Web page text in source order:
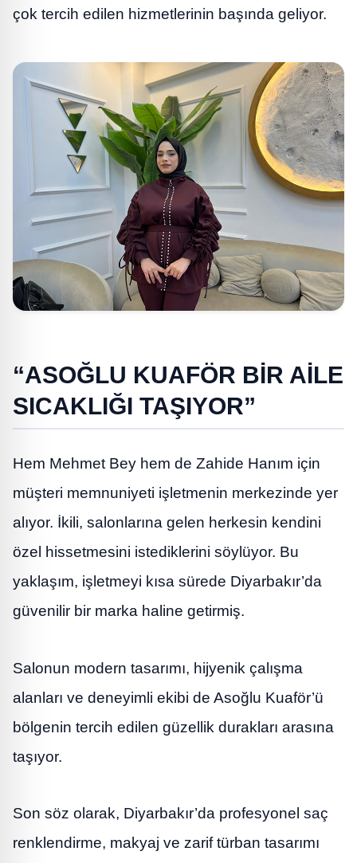
çok tercih edilen hizmetlerinin başında geliyor.
“ASOĞLU KUAFÖR BİR AİLE
SICAKLIĞI TAŞIYOR”
Hem Mehmet Bey hem de Zahide Hanım için
müşteri memnuniyeti işletmenin merkezinde yer
alıyor. İkili, salonlarına gelen herkesin kendini
özel hissetmesini istediklerini söylüyor. Bu
yaklaşım, işletmeyi kısa sürede Diyarbakır’da
güvenilir bir marka haline getirmiş.
Salonun modern tasarımı, hijyenik çalışma
alanları ve deneyimli ekibi de Asoğlu Kuaför’ü
bölgenin tercih edilen güzellik durakları arasına
taşıyor.
Son söz olarak, Diyarbakır’da profesyonel saç
renklendirme, makyaj ve zarif türban tasarımı